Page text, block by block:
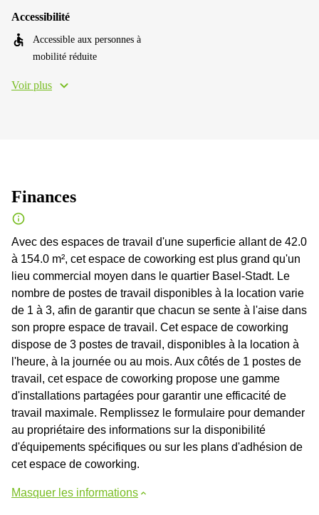
Accessibilité
Accessible aux personnes à
mobilité réduite
Voir plus
Finances
Avec des espaces de travail d'une superficie allant de 42.0
à 154.0 m², cet espace de coworking est plus grand qu'un
lieu commercial moyen dans le quartier Basel-Stadt. Le
nombre de postes de travail disponibles à la location varie
de 1 à 3, afin de garantir que chacun se sente à l'aise dans
son propre espace de travail. Cet espace de coworking
dispose de 3 postes de travail, disponibles à la location à
l'heure, à la journée ou au mois. Aux côtés de 1 postes de
travail, cet espace de coworking propose une gamme
d'installations partagées pour garantir une efficacité de
travail maximale. Remplissez le formulaire pour demander
au propriétaire des informations sur la disponibilité
d'équipements spécifiques ou sur les plans d'adhésion de
cet espace de coworking.
Masquer les informations